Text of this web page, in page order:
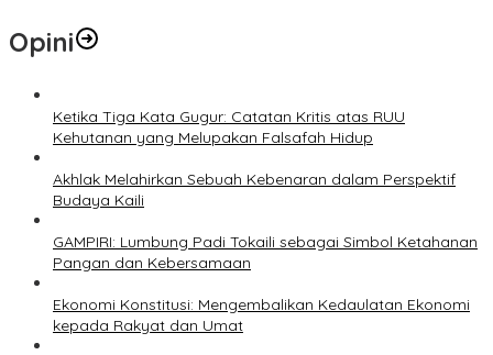
Opini
Ketika Tiga Kata Gugur: Catatan Kritis atas RUU
Kehutanan yang Melupakan Falsafah Hidup
Akhlak Melahirkan Sebuah Kebenaran dalam Perspektif
Budaya Kaili
GAMPIRI: Lumbung Padi Tokaili sebagai Simbol Ketahanan
Pangan dan Kebersamaan
Ekonomi Konstitusi: Mengembalikan Kedaulatan Ekonomi
kepada Rakyat dan Umat